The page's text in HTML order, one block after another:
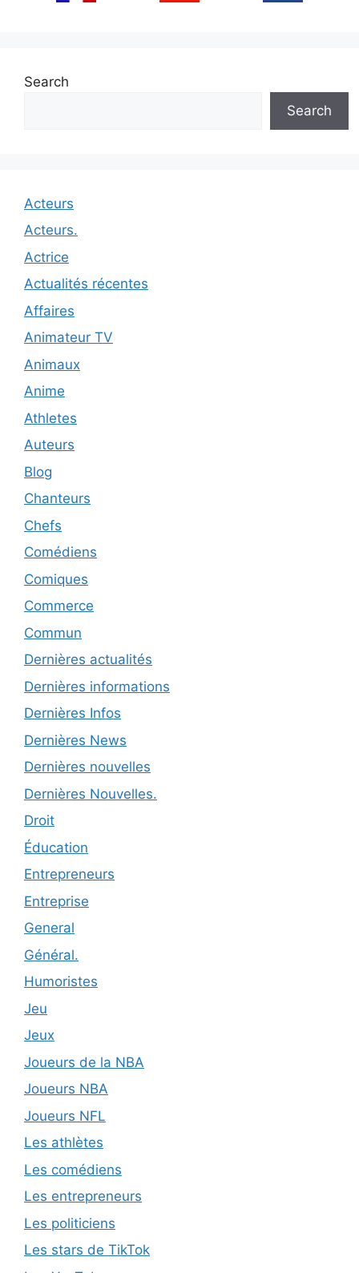
Search
Search
Acteurs
Acteurs.
Actrice
Actualités récentes
Affaires
Animateur TV
Animaux
Anime
Athletes
Auteurs
Blog
Chanteurs
Chefs
Comédiens
Comiques
Commerce
Commun
Dernières actualités
Dernières informations
Dernières Infos
Dernières News
Dernières nouvelles
Dernières Nouvelles.
Droit
Éducation
Entrepreneurs
Entreprise
General
Général.
Humoristes
Jeu
Jeux
Joueurs de la NBA
Joueurs NBA
Joueurs NFL
Les athlètes
Les comédiens
Les entrepreneurs
Les politiciens
Les stars de TikTok